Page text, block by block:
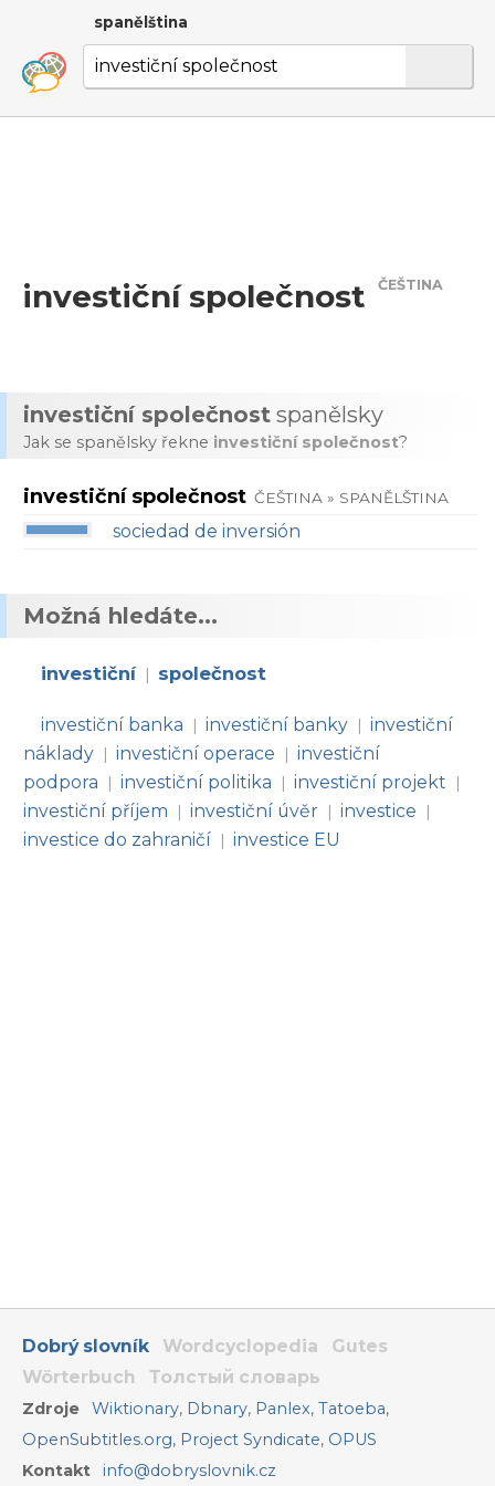
spanělština
investiční společnost ČEŠTINA
investiční společnost spanělsky
Jak se spanělsky řekne investiční společnost?
investiční společnost ČEŠTINA » SPANĚLŠTINA
sociedad de inversión
Možná hledáte...
investiční | společnost
investiční banka | investiční banky | investiční
náklady | investiční operace | investiční
podpora
| investiční politika | investiční projekt |
investiční příjem | investiční úvěr | investice |
investice do zahraničí | investice EU
Dobrý slovník Wordcyclopedia
Gutes
Wörterbuch
Толстый словарь
Zdroje Wiktionary, Dbnary, Panlex,Tatoeba,
OpenSubtitles.org, Project Syndicate, OPUS
Kontakt
info@dobryslovnik.cz